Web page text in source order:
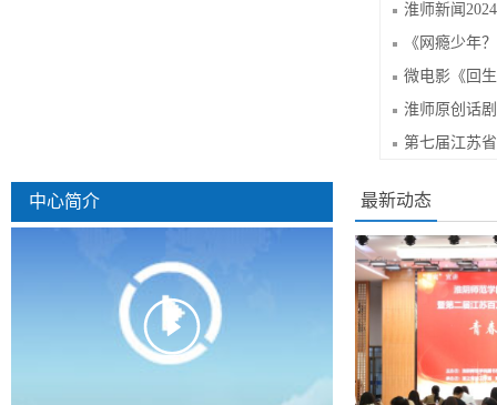
淮师新闻
中心简介 最新动态